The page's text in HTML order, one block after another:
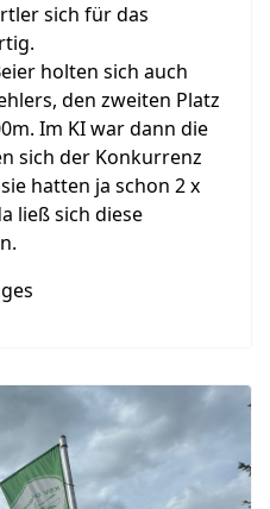
sich für das
holten sich auch
den zweiten Platz
Im KI war dann die
sich der Konkurrenz
hatten ja schon 2 x
ließ sich diese